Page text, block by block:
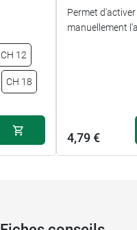
CH 12
CH 18
Permet d'activer
manuellement
4,79 €